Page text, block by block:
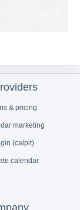
& pricing
marketing
(calpit)
calendar